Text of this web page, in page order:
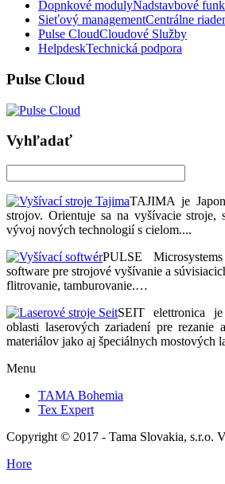
Dopnkové modulyNadstavbové
Sieťový managementCentrálne
Pulse CloudCloudové Služby
HelpdeskTechnická podpora
Pulse Cloud
Vyhľadať
TAJIMA je
strojov. Orientuje sa na vyšívacie stroje,
vývoj nových technologií s cielom....
PULSE
software pre strojové vyšívanie a
flitrovanie, tamburovanie.…
SEIT elettronica
oblasti laserových zariadení pre rezanie
materiálov jako aj špeciálnych mostových
Menu
TAMA Bohemia
Tex Expert
Copyright © 2017 - Tama Slovakia, s.r.o.
Hore